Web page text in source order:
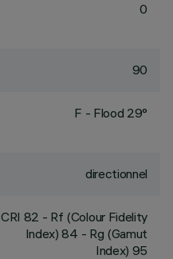
0
90
F - Flood 29°
directionnel
CRI 82 - Rf (Colour Fidelity
Index) 84 - Rg (Gamut
Index) 95